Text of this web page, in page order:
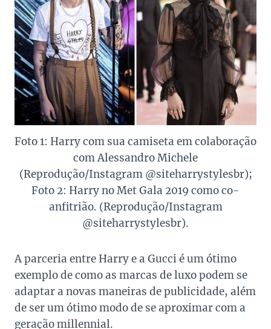
Foto 1: Harry com sua camiseta em colaboração
com Alessandro Michele
(Reprodução/Instagram @siteharrystylesbr);
Foto 2: Harry no Met Gala 2019 como co-
anfitrião. (Reprodução/Instagram
@siteharrystylesbr).
A parceria entre Harry e a Gucci é um ótimo
exemplo de como as marcas de luxo podem se
adaptar a novas maneiras de publicidade, além
de ser um ótimo modo de se aproximar com a
geração millennial.